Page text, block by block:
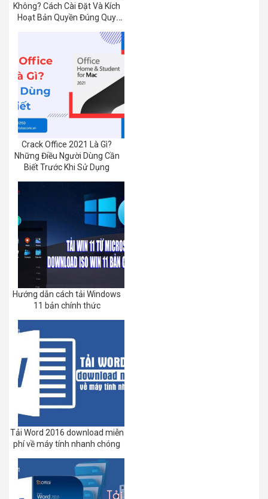
Không? Cách Cài Đặt Và Kích
Hoạt Bản Quyền Đúng Quy
Crack Office 2021 Là Gì?
Những Điều Người Dùng Cần
Biết Trước Khi Sử Dụng
Hướng dẫn cách tải Windows
11 bản chính thức
Tải Word 2016 download miễn
phí về máy tính nhanh chóng